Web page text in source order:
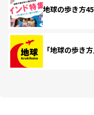
地球の歩き方
「地球の歩き